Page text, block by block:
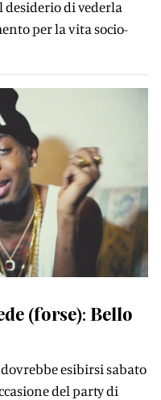
di vederla
per la vita socio-
(forse): Bello
esibirsi sabato
del party di